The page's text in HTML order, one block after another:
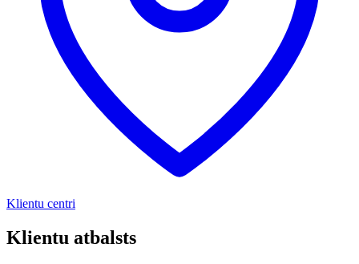
Klientu centri
Klientu atbalsts